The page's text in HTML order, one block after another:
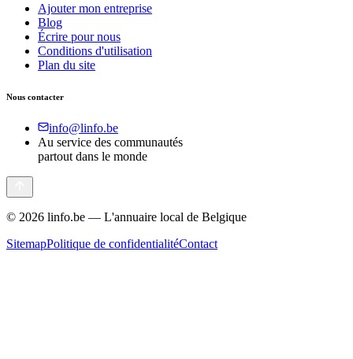
Ajouter mon entreprise
Blog
Écrire pour nous
Conditions d'utilisation
Plan du site
Nous contacter
info@linfo.be
Au service des communautés
partout dans le monde
© 2026 linfo.be — L'annuaire local de Belgique
SitemapPolitique de confidentialitéContact